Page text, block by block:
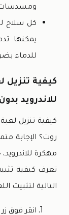
ومسدسات
كل سلاح
يمكنها
للدماء
للاندرويد
مهكرة
التالية لتثبيت
انقر فوق